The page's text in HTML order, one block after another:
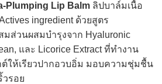
Lip Balm ลิปบาล์มเนื้อ
ingredient ด้วยสูตร
มส่วนผสมบำรุงจาก Hyaluronic
และ Licorice Extract ที่ทำงาน
ต์ให้เรียวปากอวบอิ่ม มอบความชุ่มชื้น
วรอย